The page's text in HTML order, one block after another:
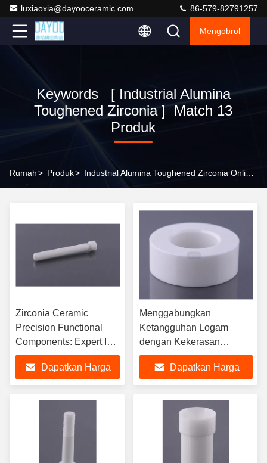
luxiaoxia@dayooceramic.com 86-579-82791257
Mengobrol
Keywords [ Industrial Alumina
Toughened Zirconia ] Match 13
Produk
Rumah> Produk>
Zirconia Ceramic
Precision Functional
Components: Expert In
High-Temperature
Insulation And Precision
Motion Guidance
Dapatkan Harga
Menggabungkan
Ketangguhan Logam
dengan Kekerasan
Keramik: Keramik Zirkonia
untuk Kinerja Tinggi
Dapatkan Harga